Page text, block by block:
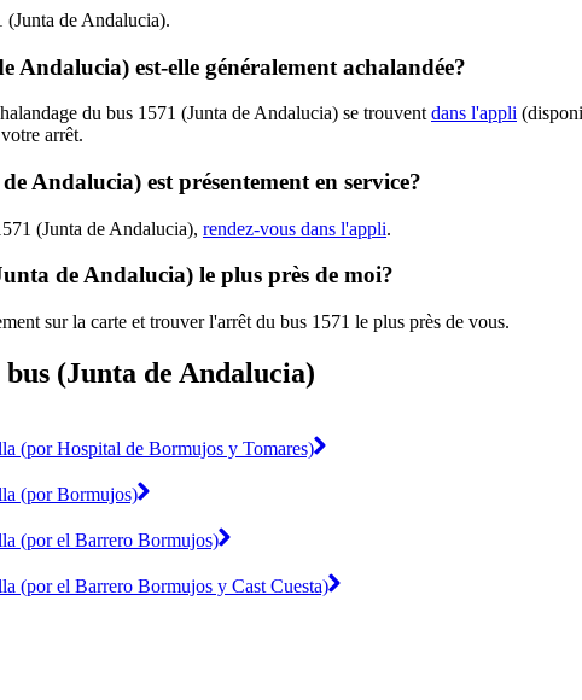
(Junta de Andalucia).
Andalucia) est-elle généralement achalandée?
du bus 1571 (Junta de Andalucia) se trouvent dans l'appli
arrêt.
Andalucia) est présentement en service?
(Junta de Andalucia), rendez-vous dans l'appli.
de Andalucia) le plus près de moi?
sur la carte et trouver l'arrêt du bus 1571 le plus près de vous.
(Junta de Andalucia)
(por Hospital de Bormujos y Tomares)
(por Bormujos)
(por el Barrero Bormujos)
(por el Barrero Bormujos y Cast Cuesta)